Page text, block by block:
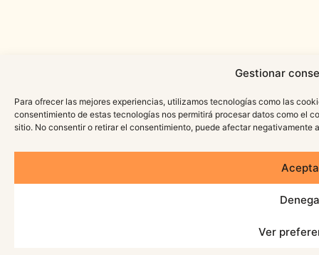
Gestionar
Para ofrecer las mejores experiencias, utilizamos tecnologías como las
consentimiento de estas tecnologías nos permitirá procesar datos como el
sitio. No consentir o retirar el consentimiento, puede afectar negativamente
Ver